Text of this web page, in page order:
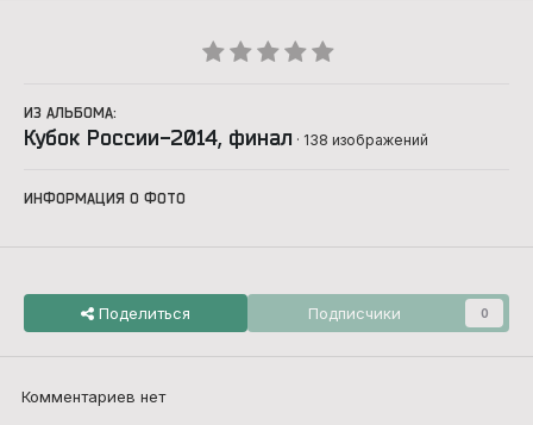
ИЗ АЛЬБОМА:
Кубок России-2014, финал · 138 изображений
ИНФОРМАЦИЯ О ФОТО
Поделиться Подписчики 0
Комментариев нет